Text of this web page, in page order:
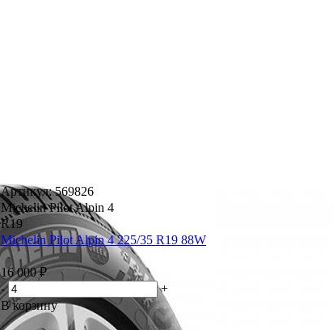
Артикул: 569826
Michelin Pilot Alpin 4
R19
Michelin Pilot Alpin 4 225/35 R19 88W
16 000 ₽
-
+
В корзину